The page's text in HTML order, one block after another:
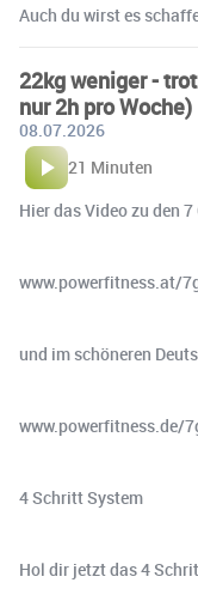
Auch du wirst es
22kg weniger -
nur 2h pro Woche)
08.07.2026
21 Minuten
Hier das Video zu den
www.powerfitness.at/
und im schöneren
www.powerfitness.de/
4 Schritt System
Hol dir jetzt das 4